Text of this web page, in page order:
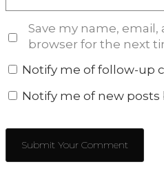
Save my name,
browser for the next
Notify me of follow-up
Notify me of new posts